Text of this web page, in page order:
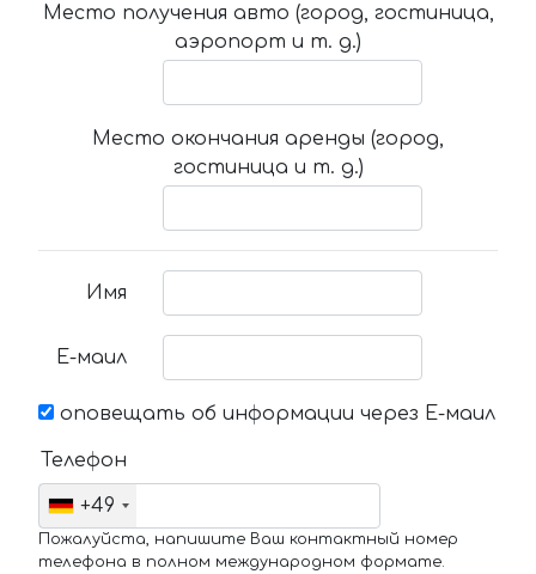
Место получения авто (город, гостиница,
аэропорт и т. д.)
Место окончания аренды (город,
гостиница и т. д.)
Имя
Е-маил
оповещать об информации через Е-маил
Телефон
+49
Пожалуйста, напишите Ваш контактный номер
телефона в полном международном формате.